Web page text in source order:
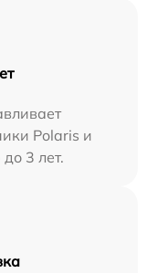
Polaris и
3 лет.